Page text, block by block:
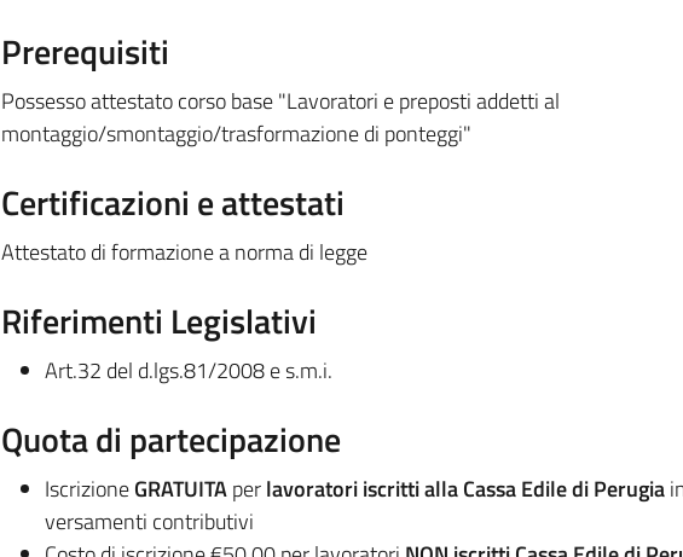
Prerequisiti
Possesso attestato corso base "Lavoratori e preposti addetti al
montaggio/smontaggio/trasformazione di ponteggi"
Certificazioni e attestati
Attestato di formazione a norma di legge
Riferimenti Legislativi
Art.32 del d.lgs.81/2008 e s.m.i.
Quota di partecipazione
IscrizioneGRATUITAperlavoratori iscritti alla Cassa Edile di Perugia
versamenti contributivi